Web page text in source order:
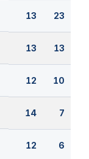
13 23
13 13
12 10
14 7
12 6